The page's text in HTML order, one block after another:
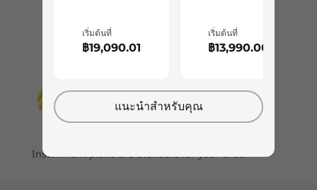
ประสิทธิภาพระดับสูงสุด
ง่ายดาย
ขับเคลื่อนด้วยโปรเซสเซอร์ Snapdragon
8 เจน
Ports/Slots
3-point pogo pin (for keyboard connection)
Installment plans are available for your order
เริ่มต้นที่
฿19,090.01
เริ่มต้นที่
฿13,990.00
แนะนำสำหรับคุณ